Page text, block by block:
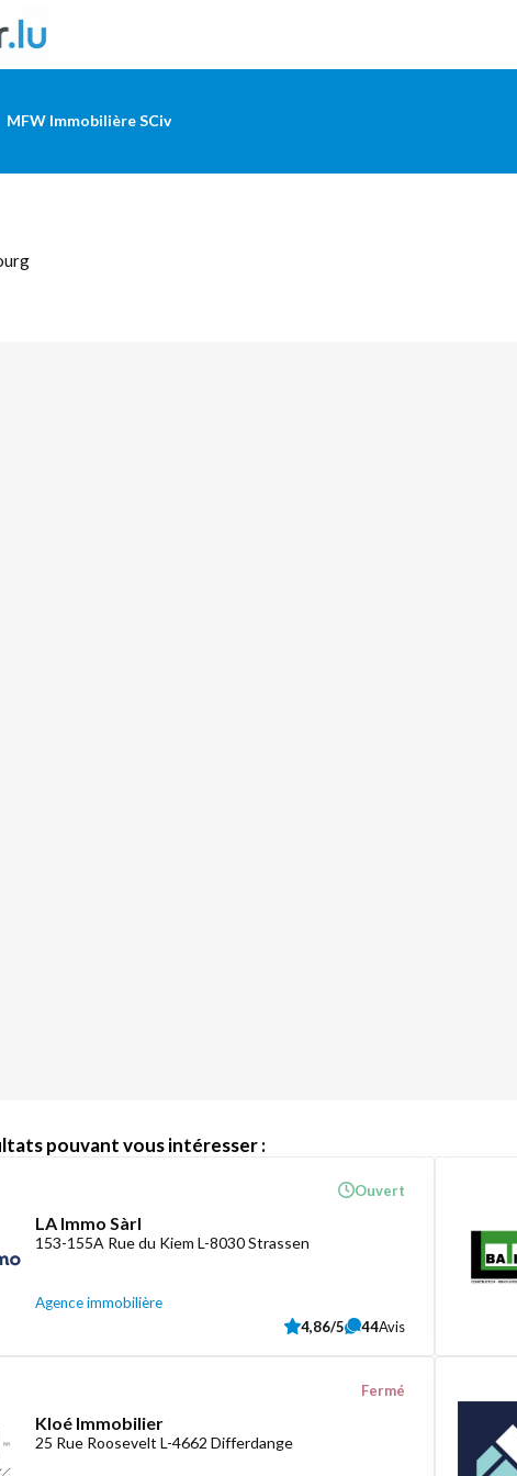
MFW Immobilière SCiv
pouvant vous intéresser :
LA Immo Sàrl
153-155A Rue du Kiem L-8030 Strassen
Agence immobilière
Ouvert
4,86/5 44Avis
Kloé Immobilier
25 Rue Roosevelt L-4662 Differdange
Fermé